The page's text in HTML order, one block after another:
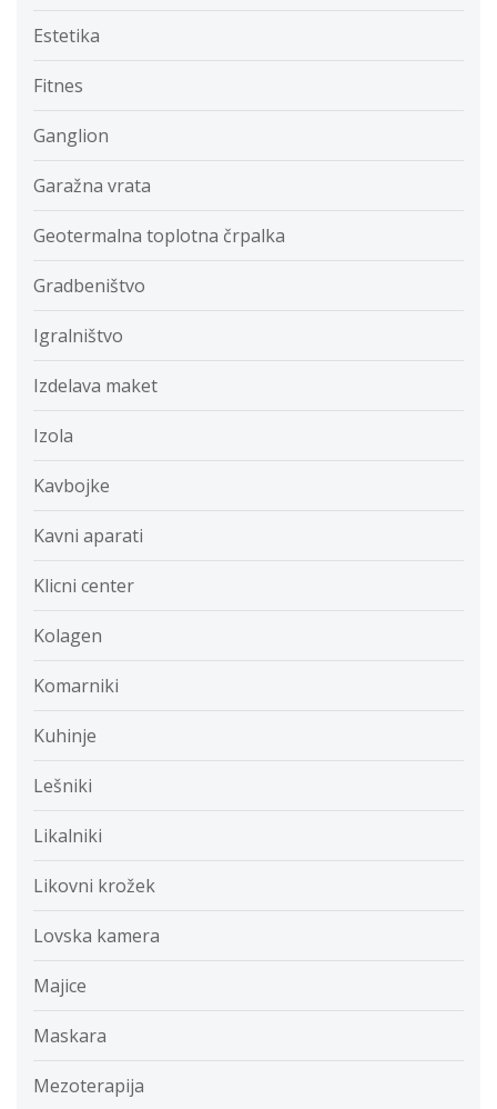
Estetika
Fitnes
Ganglion
Garažna vrata
Geotermalna toplotna črpalka
Gradbeništvo
Igralništvo
Izdelava maket
Izola
Kavbojke
Kavni aparati
Klicni center
Kolagen
Komarniki
Kuhinje
Lešniki
Likalniki
Likovni krožek
Lovska kamera
Majice
Maskara
Mezoterapija